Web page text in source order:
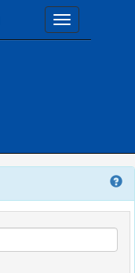
Toggle